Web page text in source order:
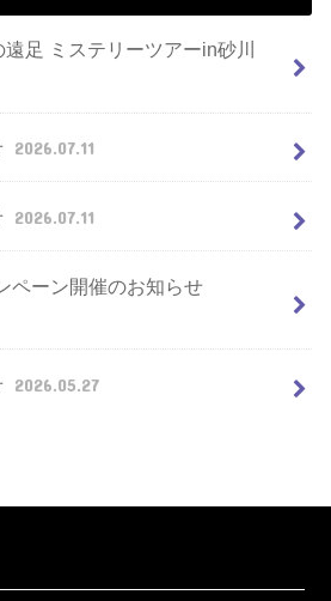
足 ミステリーツアーin砂川
2026.07.11
2026.07.11
ペーン開催のお知らせ
2026.05.27